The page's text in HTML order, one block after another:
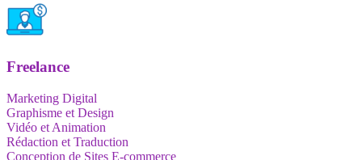
Freelance
Marketing Digital
Graphisme et Design
Vidéo et Animation
Rédaction et Traduction
Conception de Sites E-commerce